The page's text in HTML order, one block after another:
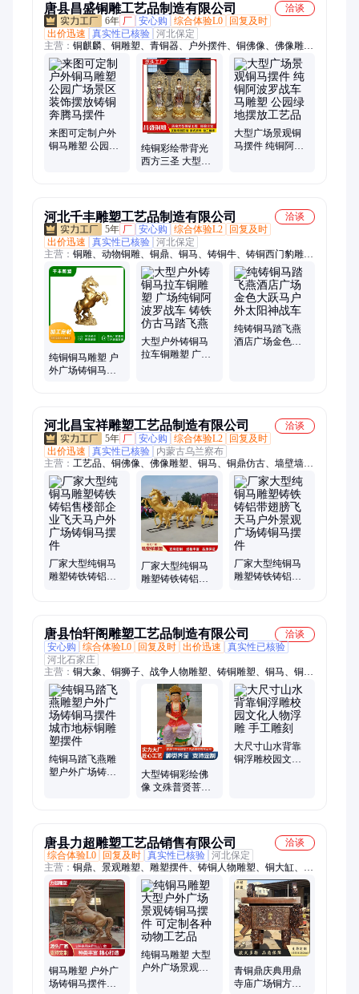
唐县昌盛铜雕工艺品制造有限公司
洽谈
6年 厂 安心购 综合体验L0
回复及时
出价迅速
真实性已核验 河北保定
主营： 铜麒麟、铜雕塑、青铜器、户外摆件、铜佛像、佛像雕
塑、动物铜雕、人物雕塑、铜雕佛像、雕塑定制、动物雕塑、景
观雕塑、铜鹿拉车、城市铜雕、人物铜雕、仿古故宫缸、雕塑工
艺品、铜狮子雕塑、民俗民风铜雕
来图可定制户外
铜马雕塑 公园广
纯铜彩绘带背光
西方三圣 大型阿
大型广场景观铜
马摆件 纯铜阿波
河北千丰雕塑工艺品制造有限公司
洽谈
5年 厂 安心购 综合体验L2
回复及时
出价迅速
真实性已核验 河北保定
主营： 铜雕、动物铜雕、铜鼎、铜马、铸铜牛、铸铜西门豹雕
塑、铜浮雕、青铜鼎、铜佛像、铸铁雕塑、铜缸、铜大缸、铜
钟、铜狮子、铜麒麟、铜牛、铜香炉、铜塔刹、铜大象、百福
缸、纯铜关公像、仿古青铜浑天仪、动物雕塑、纯铜空脸雕塑、
纯铜铸造雄狮雕塑
纯铜铜马雕塑 户
外广场铸铜马雕
大型户外铸铜马
拉车铜雕塑 广场
纯铸铜马踏飞燕
酒店广场金色大
河北昌宝祥雕塑工艺品制造有限公司
洽谈
5年 厂 安心购 综合体验L2
回复及时
出价迅速
真实性已核验
内蒙古乌兰察布
主营： 工艺品、铜佛像、佛像雕塑、铜马、铜鼎仿古、墙壁墙
面、纯铜鼎摆件
厂家大型纯铜马
雕塑铸铁铸铝售
厂家大型纯铜马
雕塑铸铁铸铝展
厂家大型纯铜马
雕塑铸铁铸铝带
唐县怡轩阁雕塑工艺品制造有限公司
洽谈
安心购
综合体验L0 回复及时 出价迅速
真实性已核验
河北石家庄
主营： 铜大象、铜狮子、战争人物雕塑、铸铜雕塑、铜马、铜财
神、铜弥勒、铜十八罗汉、铜西方三圣、铜观音、铜文殊普贤、
铜四大天王、西方人物雕塑、现代人雕塑、铜关公、铜如来、孔
子雕塑、铜貔貅、铜浮雕、铜香炉、铜雕大象、黄铜大象、青铜
关公、定制铜关公、铜雕塑
纯铜马踏飞燕雕
塑户外广场铸铜
大型铸铜彩绘佛
像 文殊普贤菩萨
大尺寸山水背靠
铜浮雕校园文化
唐县力超雕塑工艺品销售有限公司
洽谈
综合体验L0
回复及时 真实性已核验 河北保定
主营： 铜鼎、景观雕塑、雕塑摆件、铸铜人物雕塑、铜大缸、青
铜器
铜马雕塑 户外广
场铸铜马摆件高
纯铜马雕塑 大型
户外广场景观铸
青铜鼎庆典用鼎
寺庙广场铜方鼎